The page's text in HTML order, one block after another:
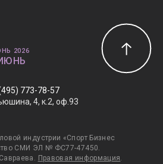
773-78-57
4, к.2, оф.93
индустрии «Спорт Бизнес
СМИ ЭЛ № ФС77-47450.
Правовая информация.
2026